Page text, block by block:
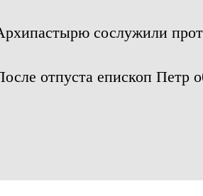
сослужили
отпуста епископ Петр